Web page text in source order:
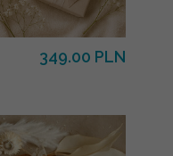
349.00 PLN